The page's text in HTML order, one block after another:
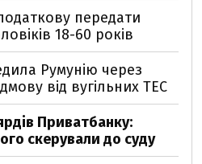
передати
18-60 років
Румунію через
від вугільних ТЕС
Приватбанку:
скерували до суду